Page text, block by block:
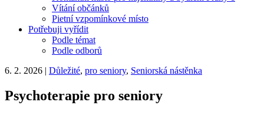
Vítání občánků
Pietní vzpomínkové místo
Potřebuji vyřídit
Podle témat
Podle odborů
6. 2. 2026 | Důležité, pro seniory, Seniorská nástěnka
Psychoterapie pro seniory